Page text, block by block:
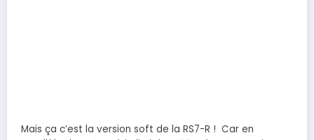
Mais ça c’est la version soft de la RS7-R ! Car en